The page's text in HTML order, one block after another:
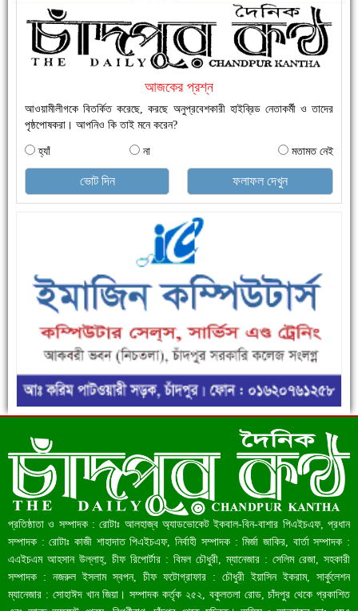
নতুনবাজার ফাঁড়ি পুলিশের অভিযানে ৪০ পিচ ইয়াবাসহ ১ জন গ্রেফতার
এক সপ্তাহে শনাক্ত বেড়েছে ৫৫%, মৃত্যু ৪৬%
ফরিদগঞ্জে ড্রেন ও সড়ক নির্মাণে ধীরগতি জনদুর্ভোগ চরমে
রেকর্ড ৪৫.৪৬ বিলিয়ন ডলারের রিজার্ভ
আজকের প্রশ্ন
আওয়ামীলীগকে বিতর্কিত করেছে, করছে অনুপ্রবেশকারী হাইব্রিড নেতাকর্মী ও তাদের
পৃষ্ঠপোষকরা। আপনিও কি তাই মনে করেন?
হ্যাঁ না মতামত নেই
ভোট দিন ফলাফল দেখুন
প্রতিষ্ঠাতা ও সম্পাদক : রোটাঃ আলহাজ্ব অ্যাডভোকেট ইকবাল-বিন-বাশার পিএইচএফ, প্রধান
সম্পাদক : রোটাঃ কাজী শাহাদাত পিএইচএফ, নির্বাহী সম্পাদক : মির্জা জাকির, বার্তা সম্পাদক :
এএইচএম আহসান উল্লাহ্, চীফ রিপোর্টার : বিমল চৌধুরী, ম্যানেজার : সেলিম রেজা, সহকারী
সম্পাদক : নজরুল ইসলাম স্বপন, চীফ ফটোগ্রাফার : চৌধুরী ইয়াসিন ইকরাম, সার্কুলেশন
ম্যানেজার : সোহাঈদ খান জিয়া। সম্পাদক কর্তৃক ২৫২, বকুলতলা রোড, চাঁদপুর থেকে প্রকাশিত